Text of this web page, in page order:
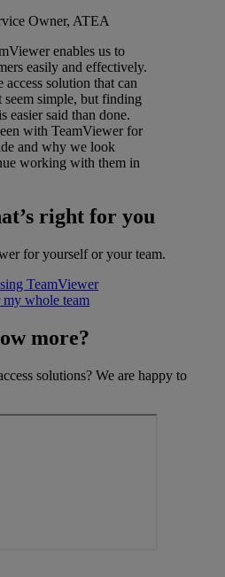
Owner, ATEA
enables us to
easily and effectively.
access solution that can
simple, but finding
easier said than done.
with TeamViewer for
and why we look
working with them in
right for you
for yourself or your team.
TeamViewer
whole team
more?
solutions? We are happy to